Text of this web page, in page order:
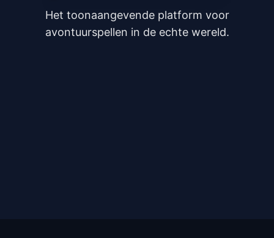
Het toonaangevende platform voor
avontuurspellen in de echte wereld.